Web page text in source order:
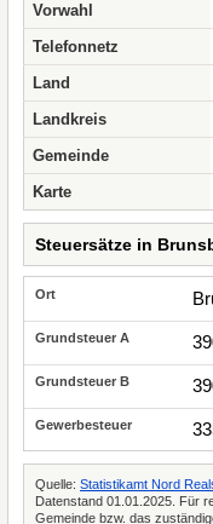
Vorwahl
Telefonnetz
Land
Landkreis
Gemeinde
Karte
Steuersätze in
Quelle: Statistikamt Nord
Datenstand 01.01.2025. Für
Gemeinde bzw. das